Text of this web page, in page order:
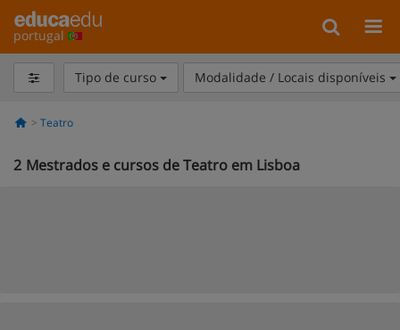
portugal
Tipo de curso Modalidade / Locais disponíveis
Teatro
2 Mestrados e cursos de Teatro em Lisboa